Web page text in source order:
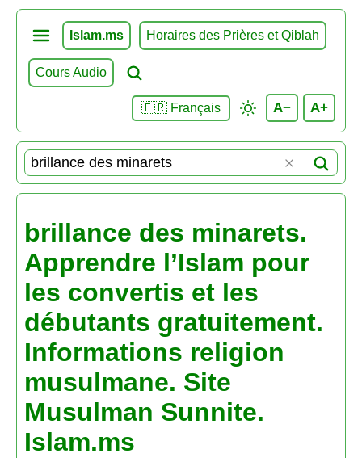
Islam.ms Horaires des Prières et Qiblah
Cours Audio
🇫🇷 Français A− A+
brillance des minarets.
Apprendre l’Islam pour
les convertis et les
débutants gratuitement.
Informations religion
musulmane. Site
Musulman Sunnite.
Islam.ms